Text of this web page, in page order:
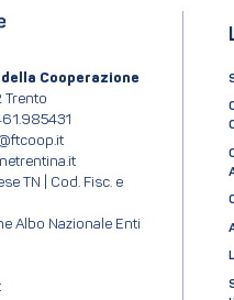
Cooperazione
Trento
TN | Cod. Fisc. e
Albo Nazionale Enti